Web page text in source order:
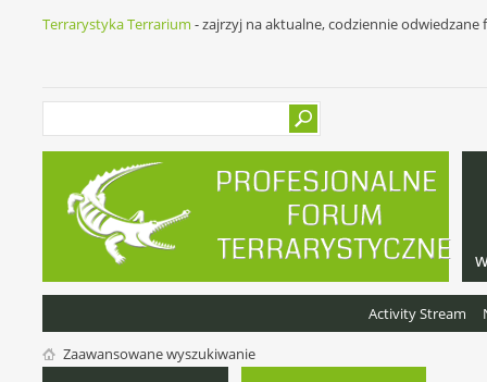
Terrarystyka Terrarium - zajrzyj na aktualne, codziennie
Activity Stream
Zaawansowane wyszukiwanie